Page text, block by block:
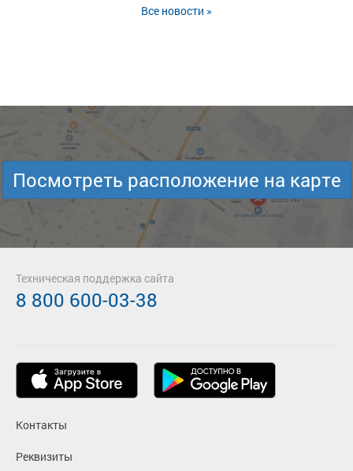
Все новости »
Посмотреть расположение на карте
Контакты
Реквизиты
Техническая поддержка сайта
8 800 600-03-38